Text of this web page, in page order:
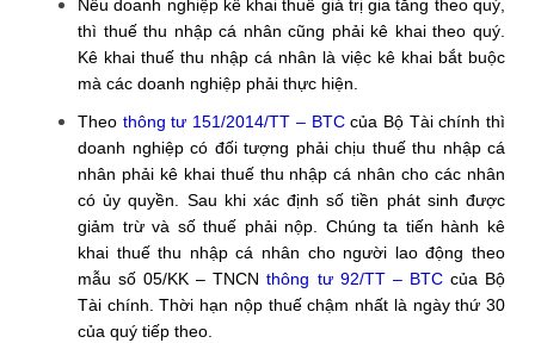
Nếu doanh nghiệp kê khai thuế giá trị gia tăng theo quý,
thì thuế thu nhập cá nhân cũng phải kê khai theo quý.
Kê khai thuế thu nhập cá nhân là việc kê khai bắt buộc
mà các doanh nghiệp phải thực hiện.
Theo thông tư 151/2014/TT – BTCcủa Bộ Tài chính thì
doanh nghiệp có đối tượng phải chịu thuế thu nhập cá
nhân phải kê khai thuế thu nhập cá nhân cho các nhân
có ủy quyền. Sau khi xác định số tiền phát sinh được
giảm trừ và số thuế phải nộp. Chúng ta tiến hành kê
khai thuế thu nhập cá nhân cho người lao động theo
mẫu số 05/KK – TNCNthông tư 92/TT – BTC của Bộ
Tài chính. Thời hạn nộp thuế chậm nhất là ngày thứ 30
của quý tiếp theo.